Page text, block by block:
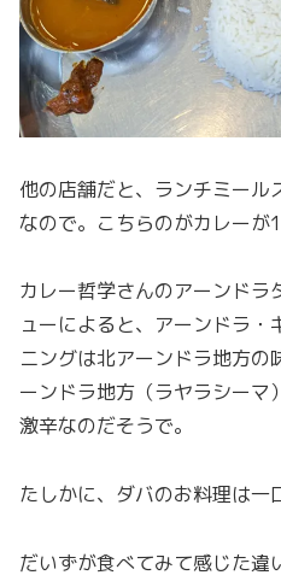
他の店舗だと、ランチミー
なので。こちらのがカレーが
カレー哲学さんのアーンドラ
ューによると、アーンドラ
ニングは北アーンドラ地方
ーンドラ地方（ラヤラシーマ
激辛なのだそうで。
たしかに、ダバのお料理は一
だいずが食べてみて感じた違